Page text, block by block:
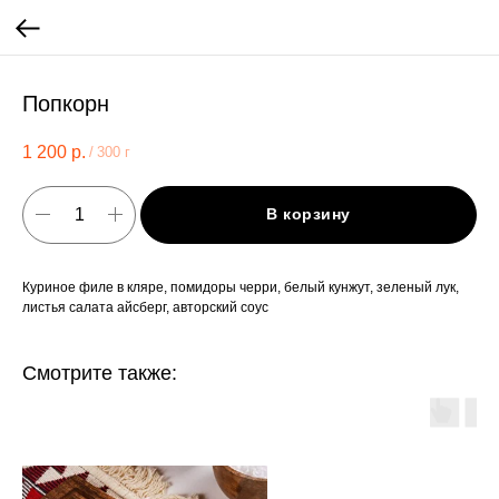
Попкорн
1 200 р. / 300 г
В корзину
Куриное филе в кляре, помидоры черри, белый кунжут, зеленый лук,
листья салата айсберг, авторский соус
Смотрите также: